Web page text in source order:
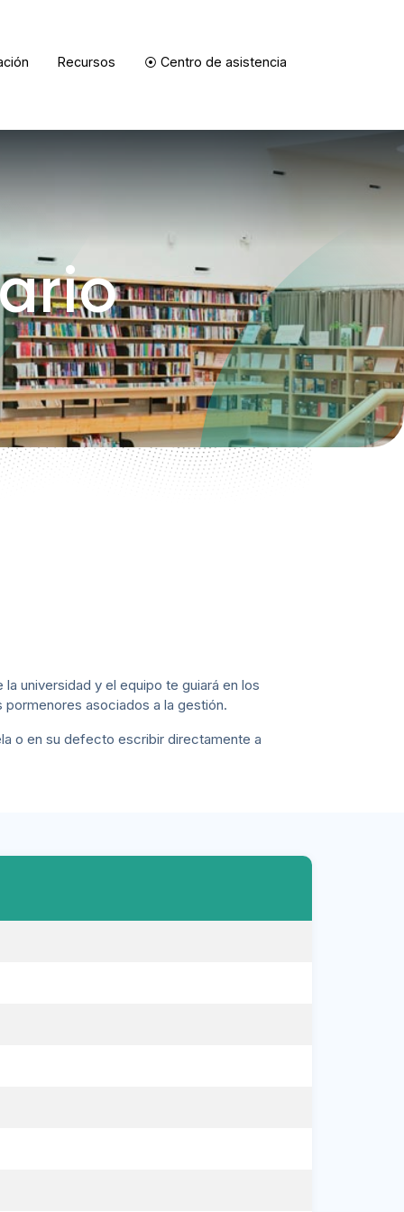
Recursos ⦿ Centro de asistencia
universidad y el equipo te guiará en los
asociados a la gestión.
o en su defecto escribir directamente a